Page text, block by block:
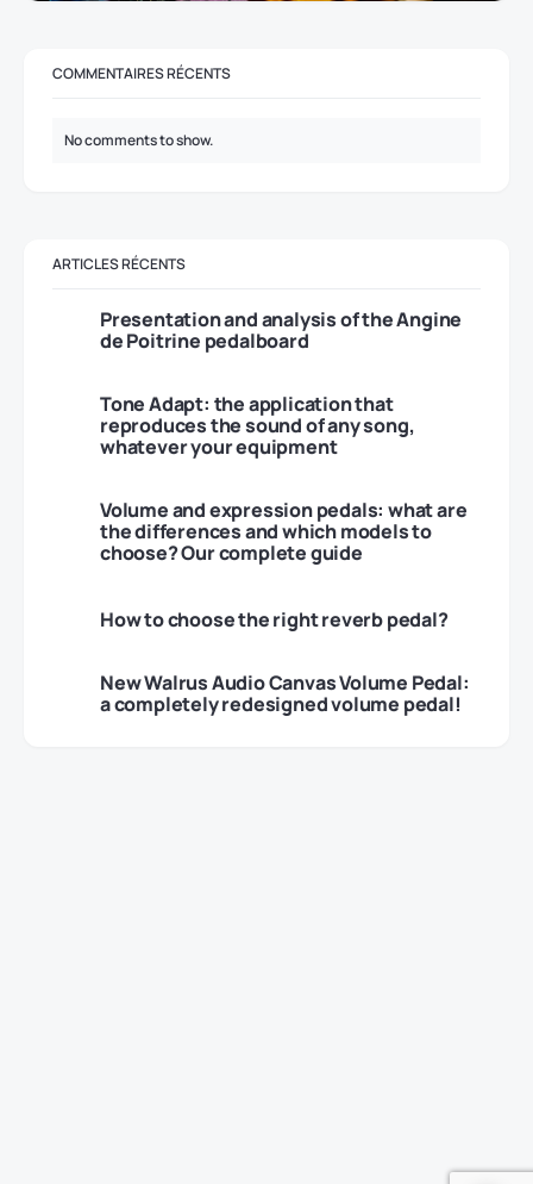
COMMENTAIRES RÉCENTS
No comments to show.
ARTICLES RÉCENTS
Presentation and analysis of the Angine
de Poitrine pedalboard
Tone Adapt: the application that
reproduces the sound of any song,
whatever your equipment
Volume and expression pedals: what are
the differences and which models to
choose? Our complete guide
How to choose the right reverb pedal?
New Walrus Audio Canvas Volume Pedal:
a completely redesigned volume pedal!